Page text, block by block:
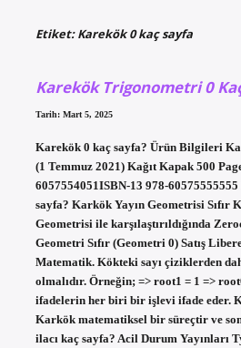
Etiket:Karekök 0 kaç sayfa
Karekök Trigonometri 0
Tarih: Mart 5, 2025
Karekök 0 kaç sayfa? Ürün Bilgileri
(1 Temmuz 2021) Kağıt Kapak 500
6057554051ISBN-13 978-
sayfa? Karkök Yayın Geometrisi Sıfır
Geometrisi ile karşılaştırıldığında
Geometri Sıfır (Geometri 0) Satış
Matematik. Kökteki sayı çiziklerden
olmalıdır. Örneğin; => root1 = 1 =>
ifadelerin her biri bir işlevi ifade eder.
Karkök matematiksel bir süreçtir ve
ilacı kaç sayfa? Acil Durum Yayınları